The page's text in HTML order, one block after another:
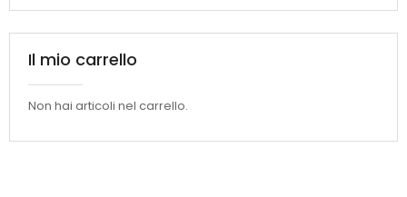
Il mio carrello
Non hai articoli nel carrello.